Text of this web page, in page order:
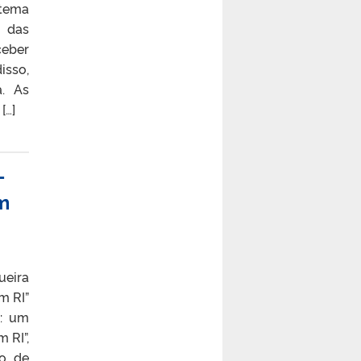
das
As
RI”
um
RI”,
de